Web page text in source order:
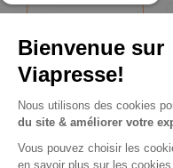
Je choisis une durée
Abonnement 1
3 n° • Papier +